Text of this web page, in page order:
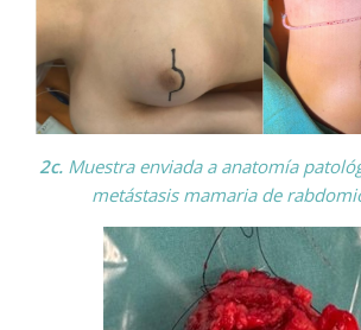
2c. Muestra enviada a anatomía
metástasis mamaria de